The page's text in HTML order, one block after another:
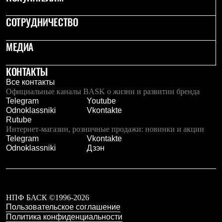
Уход за обувью
Аксессуары
Головные уборы
Шапки
Кепки и бейсболки
Повязки
Шарфы
Панамы
Перчатки и рукавицы
Перчатки
Рукавицы
Носки
Полезные аксессуары
Брелки
Шевроны
Уход за одеждой
В Арктику
Коллекции
СОТРУДНИЧЕСТВО
МЕДИА
КОНТАКТЫ
Все контакты
Официальные каналы BASK о жизни и развитии бренда
Telegram
Youtube
Odnoklassniki
Vkontakte
Rutube
Интернет-магазин, розничные продажи: новинки и акции
Telegram
Vkontakte
Odnoklassniki
Дзэн
НПФ БАСК ©1996-2026
Пользовательское соглашение
Политика конфиденциальности